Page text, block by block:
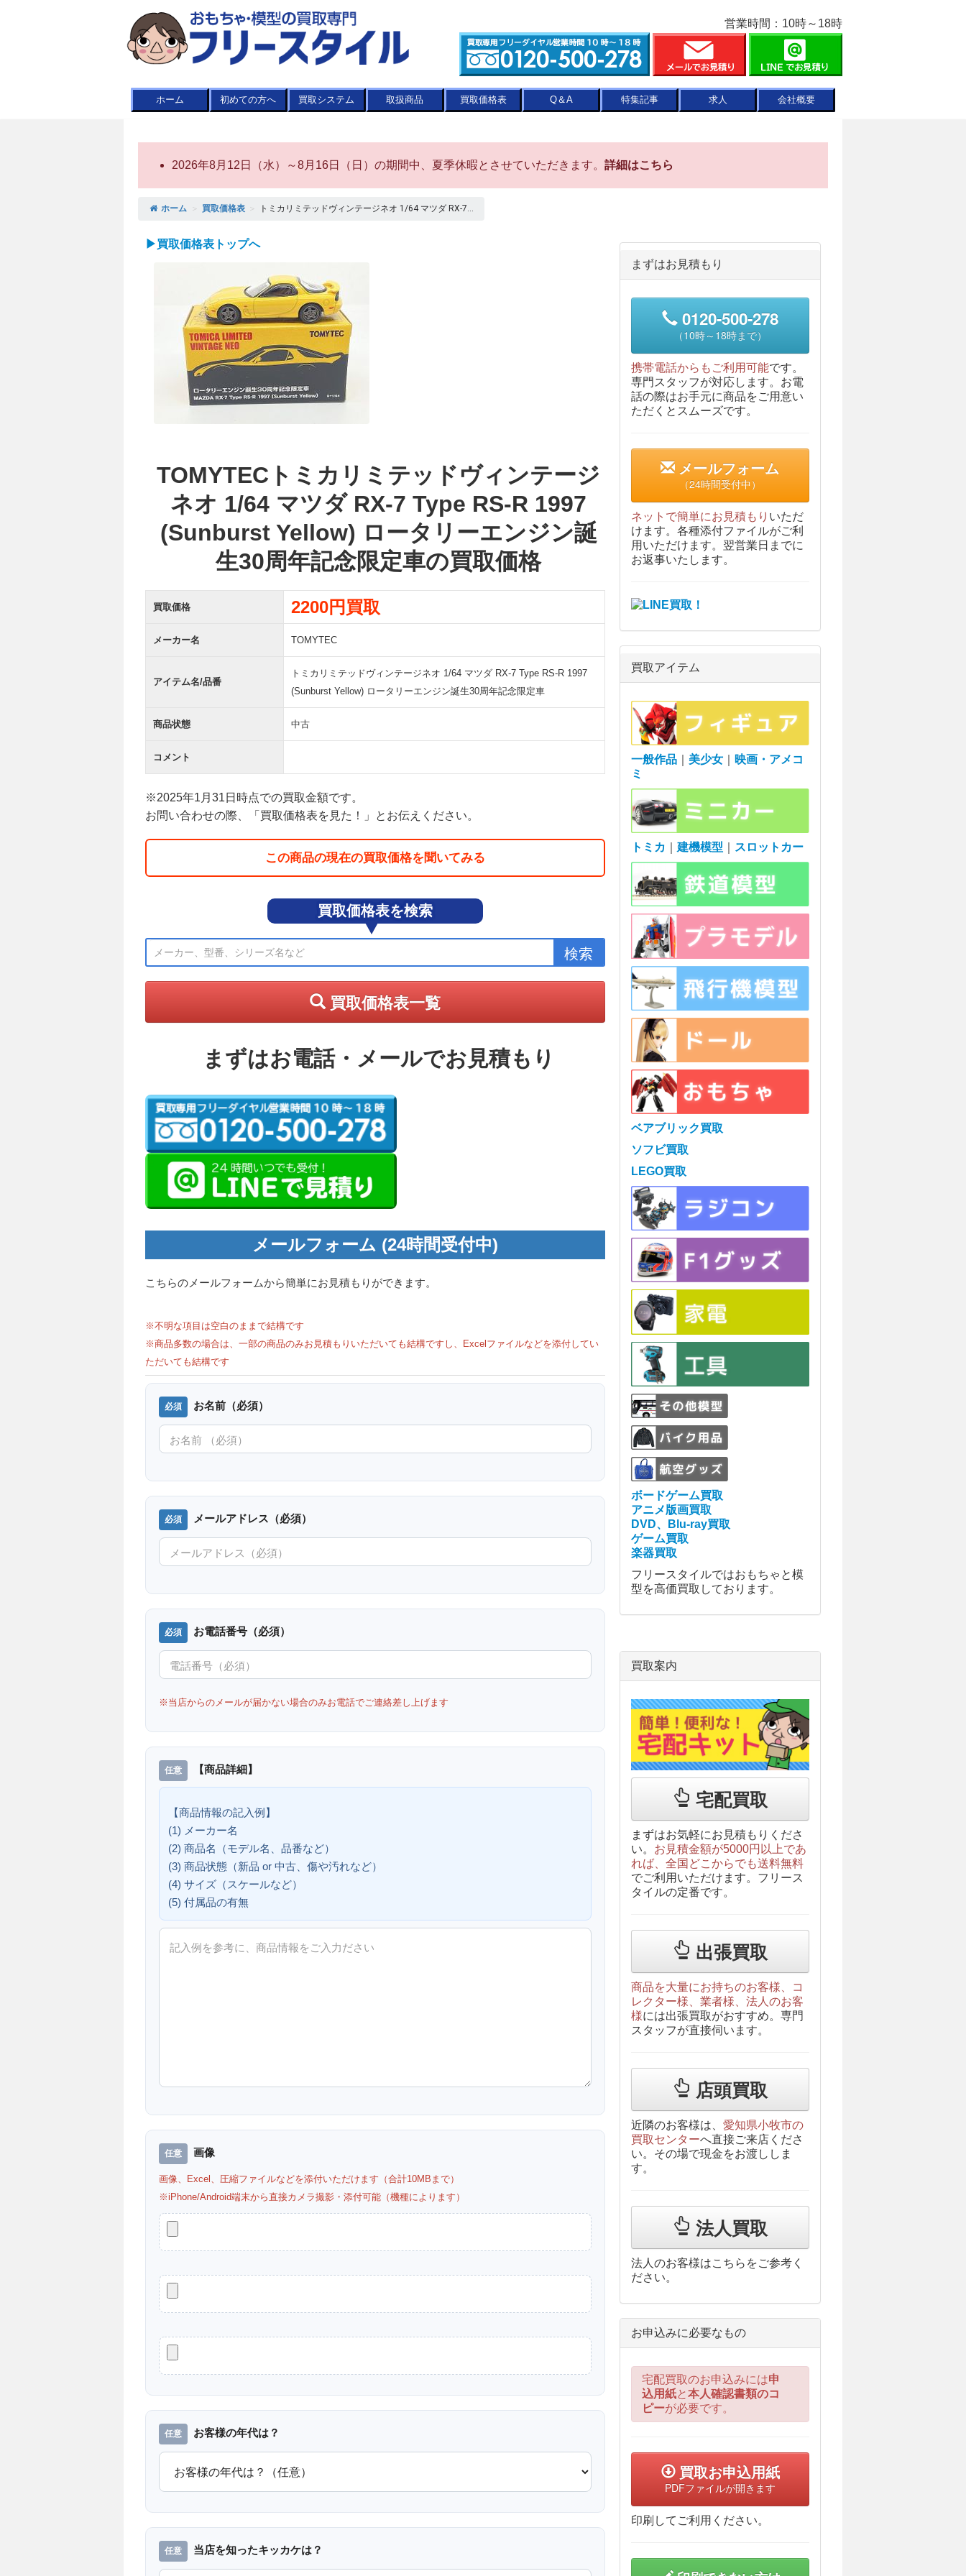
営業時間：10時～18時
ホーム 初めての方へ 買取システム 取扱商品 買取価格表 Q＆A 特集記事 求人 会社概要
2026年8月12日（水）～8月16日（日）の期間中、夏季休暇とさせていただきます。 詳細はこちら
ホーム ＞ 買取価格表 ＞ トミカリミテッドヴィンテージネオ 1/64 マツダ RX-7...
▶買取価格表トップへ
TOMYTECトミカリミテッドヴィンテージ
ネオ 1/64 マツダ RX-7 Type RS-R 1997
(Sunburst Yellow) ロータリーエンジン誕
生30周年記念限定車の買取価格
買取価格 2200円買取
メーカー名 TOMYTEC
アイテム名/品番
トミカリミテッドヴィンテージネオ 1/64 マツダ RX-7 Type RS-R 1997
(Sunburst Yellow) ロータリーエンジン誕生30周年記念限定車
商品状態 中古
コメント
※2025年1月31日時点での買取金額です。
お問い合わせの際、「買取価格表を見た！」とお伝えください。
この商品の現在の買取価格を聞いてみる
買取価格表を検索
買取価格表一覧
まずはお電話・メールでお見積もり
メールフォーム (24時間受付中)
こちらのメールフォームから簡単にお見積もりができます。
※不明な項目は空白のままで結構です
※商品多数の場合は、一部の商品のみお見積もりいただいても結構ですし、Excelファイルなどを添付してい
ただいても結構です
お名前（必須）
メールアドレス（必須）
お電話番号（必須）
※当店からのメールが届かない場合のみお電話でご連絡差し上げます
【商品詳細】
【商品情報の記入例】
(1) メーカー名
(2) 商品名（モデル名、品番など）
(3) 商品状態（新品 or 中古、傷や汚れなど）
(4) サイズ（スケールなど）
(5) 付属品の有無
画像
画像、Excel、圧縮ファイルなどを添付いただけます（合計10MBまで）
※iPhone/Android端末から直接カメラ撮影・添付可能（機種によります）
お客様の年代は？
当店を知ったキッカケは？
まずはお見積もり
0120-500-278
（10時～18時まで）
携帯電話からもご利用可能です。
専門スタッフが対応します。お電
話の際はお手元に商品をご用意い
ただくとスムーズです。
メールフォーム
（24時間受付中）
ネットで簡単にお見積もり いただ
けます。各種添付ファイルがご利
用いただけます。翌営業日までに
お返事いたします。
買取アイテム
一般作品｜ 美少女｜
映画・アメコ
ミ
トミカ 建機模型 スロットカー
ベアブリック買取
ソフビ買取
LEGO買取
ボードゲーム買取
アニメ版画買取
DVD、Blu-ray買取
ゲーム買取
楽器買取
フリースタイルではおもちゃと模
型を高価買取しております。
買取案内
宅配買取
まずはお気軽にお見積もりくださ
い。 お見積金額が5000円以上であ
れば、全国どこからでも送料無料
でご利用いただけます。フリース
タイルの定番です。
出張買取
商品を大量にお持ちのお客様、コ
レクター様、業者様、法人のお客
様には出張買取がおすすめ。専門
スタッフが直接伺います。
店頭買取
近隣のお客様は、 愛知県小牧市の
買取センターへ直接ご来店くださ
い。その場で現金をお渡ししま
す。
法人買取
法人のお客様はこちらをご参考く
ださい。
お申込みに必要なもの
宅配買取のお申込みには申
込用紙と本人確認書類のコ
ピーが必要です。
買取お申込用紙
PDFファイルが開きます
印刷してご利用ください。